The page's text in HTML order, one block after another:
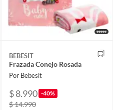
BEBESIT
Frazada Conejo Rosada
Por Bebesit
$ 8.990 -40%
$ 14.990